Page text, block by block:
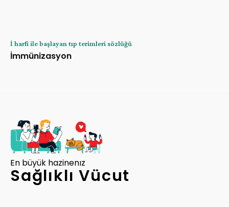
İ harfi ile başlayan tıp terimleri sözlüğü
İmmünizasyon
En büyük hazinenız
Sağlıklı Vücut